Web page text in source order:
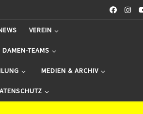
VEREIN
TEAMS
MEDIEN & ARCHIV